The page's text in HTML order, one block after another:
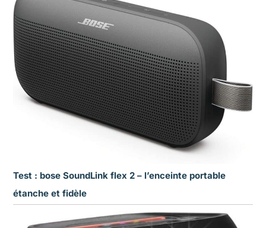
Test : bose SoundLink flex 2 – l’enceinte portable
étanche et fidèle